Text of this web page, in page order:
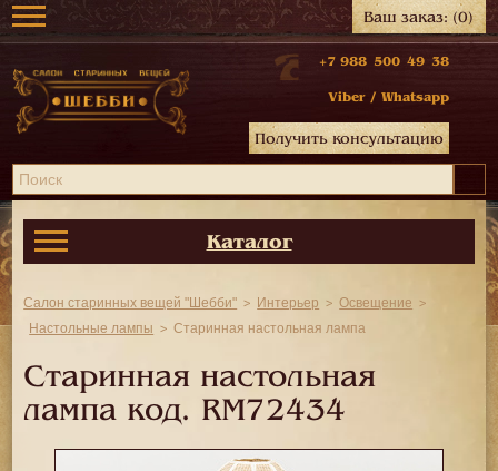
Ваш заказ:(0)
+7 988 500 49 38
Viber / Whatsapp
Получить консультацию
Каталог
Салон старинных вещей "Шебби" Интерьер
Освещение
Настольные лампы
Старинная настольная лампа
Старинная настольная
лампа код. RM72434